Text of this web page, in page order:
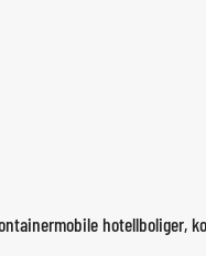
hotellboliger,